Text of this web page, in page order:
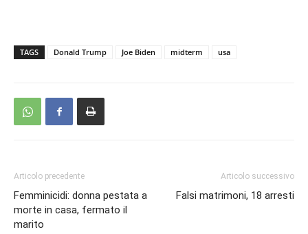
TAGS Donald Trump Joe Biden midterm usa
Articolo precedente
Femminicidi: donna pestata a
morte in casa, fermato il
marito
Articolo successivo
Falsi matrimoni, 18 arresti